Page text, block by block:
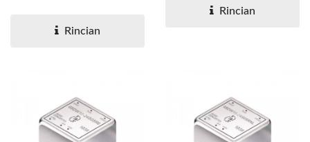
Rincian
Rincian